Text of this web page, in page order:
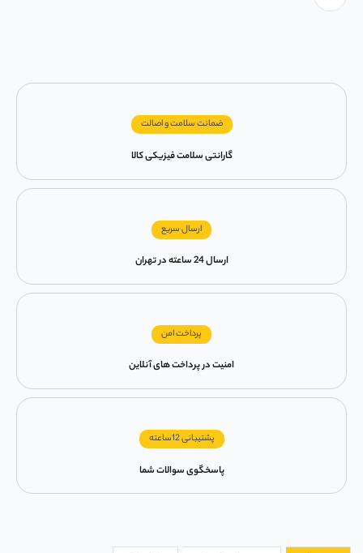
ضمانت سلامت و اصالت
گارانتی سلامت فیزیکی کالا
ارسال سریع
ارسال 24 ساعته در تهران
پرداخت امن
امنیت در پرداخت های آنلاین
پشتیبانی 12ساعته
پاسخگوی سوالات شما